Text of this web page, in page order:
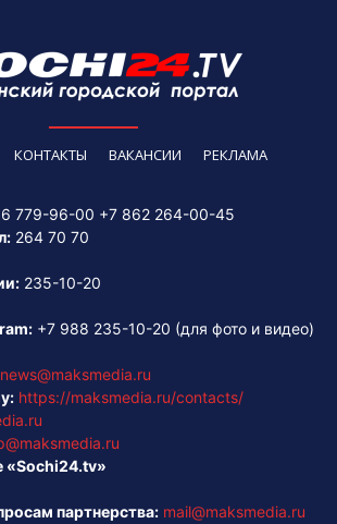
КОНТАКТЫ ВАКАНСИИ РЕКЛАМА
779-96-00 +7 862 264-00-45
264 70 70
235-10-20
+7 988 235-10-20 (для фото и видео)
news@maksmedia.ru
https://maksmedia.ru/contacts/
«Sochi24.tv»
партнерства: mail@maksmedia.ru